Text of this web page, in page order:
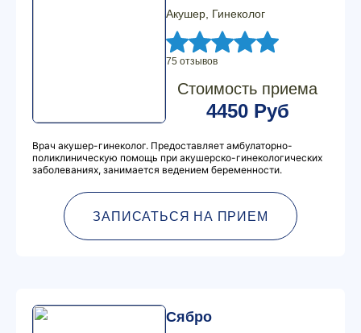
Акушер, Гинеколог
75 отзывов
Стоимость приема
4450 Руб
Врач акушер-гинеколог. Предоставляет амбулаторно-
поликлиническую помощь при акушерско-гинекологических
заболеваниях, занимается ведением беременности.
ЗАПИСАТЬСЯ НА ПРИЕМ
Сябро